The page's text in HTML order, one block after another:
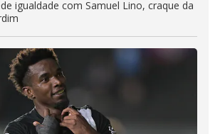
igualdade com Samuel Lino, craque da